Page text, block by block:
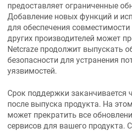
предоставляет ограниченные
Добавление новых функций и
для обеспечения
других производителей может
Netcraze продолжит выпускать
безопасности для устранения
уязвимостей.
Срок поддержки заканчивается
после выпуска продукта. На
может прекратить все
сервисов для вашего продукта.